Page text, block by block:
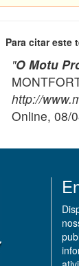
Para citar este
"O Motu
http://
Online, 08/